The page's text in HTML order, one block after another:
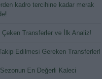
kadro tercihine kadar merak
Transferler ve İlk Analiz!
Edilmesi Gereken Transferler!
En Değerli Kaleci